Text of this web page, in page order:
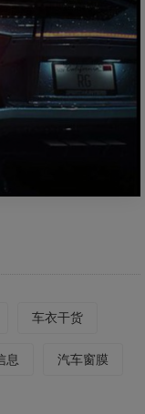
车衣干货
息 汽车窗膜